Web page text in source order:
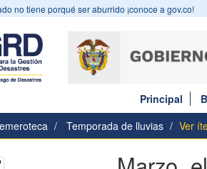
no tiene porqué ser aburrido ¡conoce a gov.co!
Principal
Temporada de lluvias Ver